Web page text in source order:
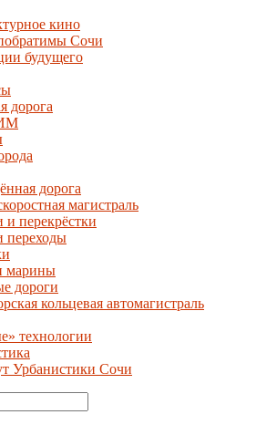
кино
Сочи
будущего
дорога
дорога
магистраль
и перекрёстки
переходы
марины
дороги
кольцевая автомагистраль
технологии
Урбанистики Сочи